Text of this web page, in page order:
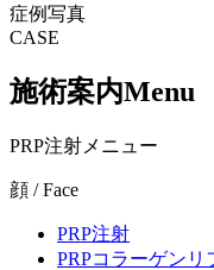
症例写真
CASE
施術案内Menu
PRP注射メニュー
顔 / Face
PRP注射
PRPコラーゲンリ